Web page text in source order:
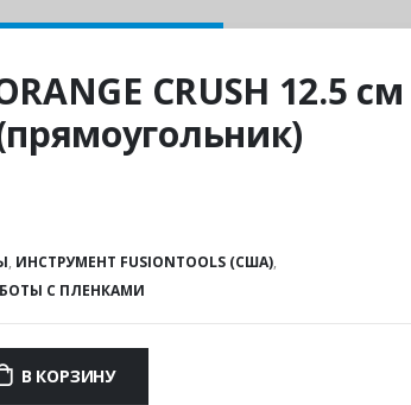
CRUSH 12.5 см
, ИНСТРУМЕНТ FUSIONTOOLS (США),
С ПЛЕНКАМИ
В КОРЗИНУ